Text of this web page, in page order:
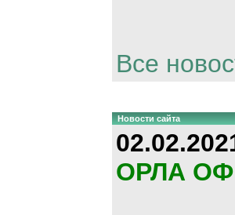
Все
Новости сайта
ОРЛА